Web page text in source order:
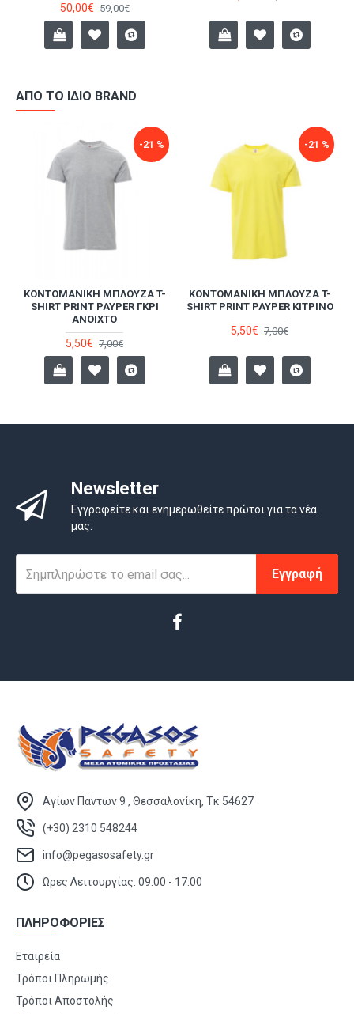
50,00€ 59,00€
ΑΠΌ ΤΟ ΊΔΙΟ BRAND
-21 %
ΚΟΝΤΟΜΆΝΙΚΗ ΜΠΛΟΎΖΑ T-
SHIRT PRINT PAYPER ΓΚΡΙ
ΑΝΟΙΧΤΌ
5,50€ 7,00€
-21 %
ΚΟΝΤΟΜΆΝΙΚΗ ΜΠΛΟΎΖΑ T-
SHIRT PRINT PAYPER ΚΊΤΡΙΝΟ
5,50€ 7,00€
Newsletter
Εγγραφείτε και ενημερωθείτε πρώτοι για τα νέα
μας.
Εγγραφή
Αγίων Πάντων 9 , Θεσσαλονίκη, Τκ 54627
(+30) 2310 548244
info@pegasosafety.gr
Ώρες Λειτουργίας: 09:00 - 17:00
ΠΛΗΡΟΦΟΡΙΕΣ
Εταιρεία
Τρόποι Πληρωμής
Τρόποι Αποστολής